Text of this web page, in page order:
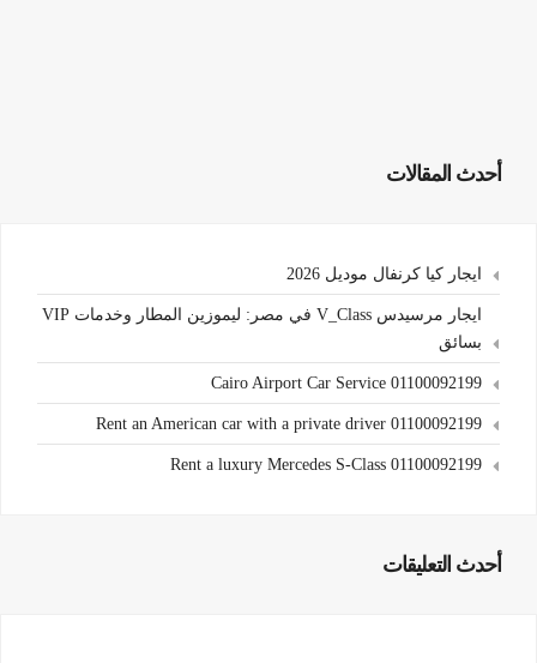
أحدث المقالات
ايجار كيا كرنفال موديل 2026
ايجار مرسيدس V_Class في مصر: ليموزين المطار وخدمات VIP
بسائق
Cairo Airport Car Service 01100092199
Rent an American car with a private driver 01100092199
Rent a luxury Mercedes S-Class 01100092199
أحدث التعليقات